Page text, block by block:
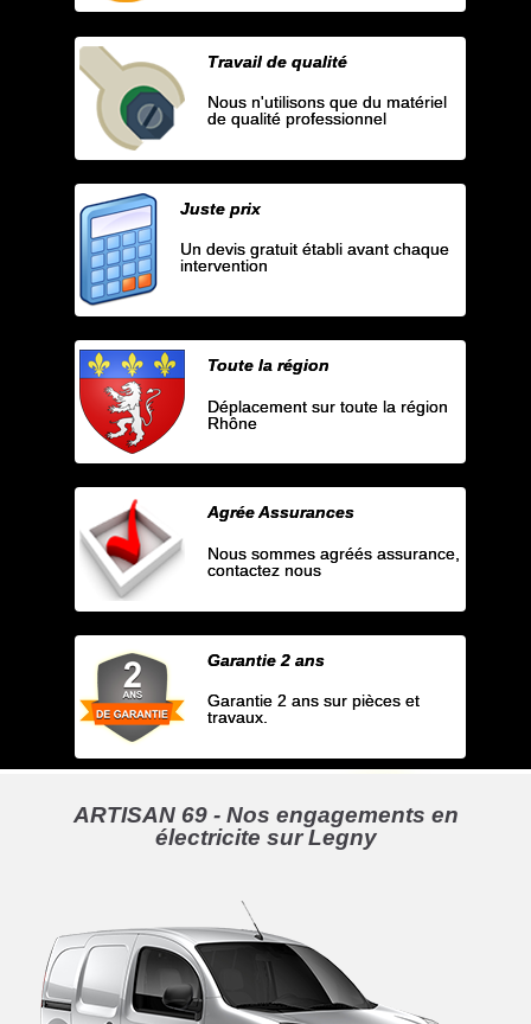
Travail de qualité
Nous n'utilisons que du matériel
de qualité professionnel
Juste prix
Un devis gratuit établi avant chaque
intervention
Toute la région
Déplacement sur toute la région
Rhône
Agrée Assurances
Nous sommes agréés assurance,
contactez nous
Garantie 2 ans
Garantie 2 ans sur pièces et
travaux.
ARTISAN 69 - Nos engagements en
électricite sur Legny